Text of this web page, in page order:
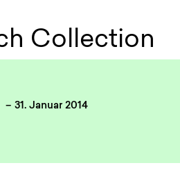
Collection
– 31. Januar 2014